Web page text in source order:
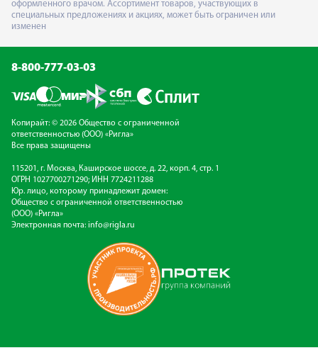
оформленного врачом. Ассортимент товаров, участвующих в
специальных предложениях и акциях, может быть ограничен или
изменен
8-800-777-03-03
Копирайт: © 2026 Общество с ограниченной
ответственностью (ООО) «Ригла»
Все права защищены
115201, г. Москва, Каширское шоссе, д. 22, корп. 4, стр. 1
ОГРН 1027700271290; ИНН 7724211288
Юр. лицо, которому принадлежит домен:
Общество с ограниченной ответственностью
(ООО) «Ригла»
Электронная почта: info@rigla.ru